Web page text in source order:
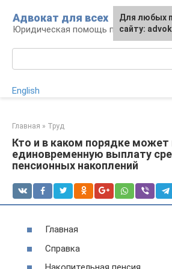
контенту
Адвокат для всех
Юридическая помощь по любому
English
Главная » Труд
Кто и в каком порядке может
единовременную выплату
пенсионных накоплений
Главная
Справка
Для любых
сайту: